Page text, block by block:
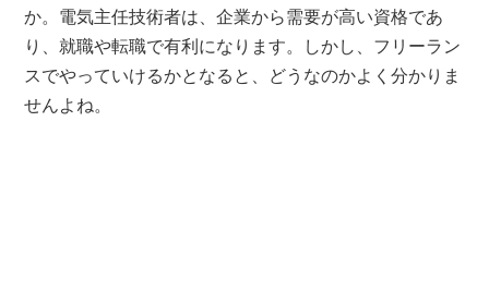
か。電気主任技術者は、企業から需要が高い資格であ
り、就職や転職で有利になります。しかし、フリーラン
スでやっていけるかとなると、どうなのかよく分かりま
せんよね。